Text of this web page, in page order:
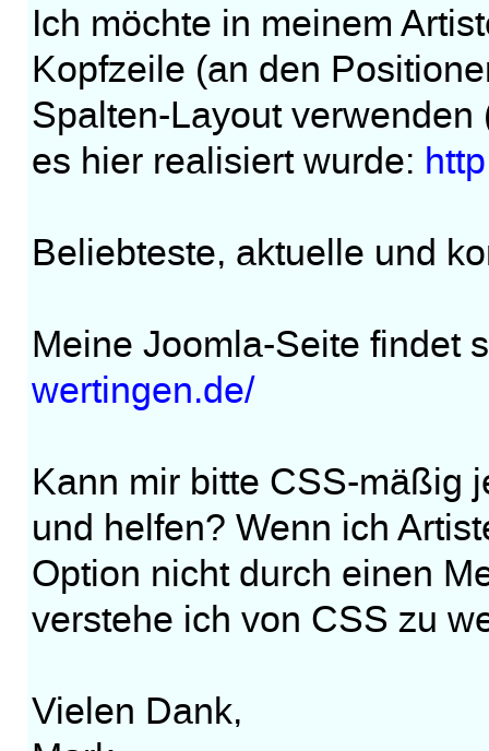
Ich möchte in meinem
Kopfzeile (an den
Spalten-Layout
es hier realisiert wurde:
Beliebteste, aktuelle und
Meine Joomla-Seite findet
wertingen.de/
Kann mir bitte CSS-mäßig
und helfen? Wenn ich
Option nicht durch einen
verstehe ich von CSS zu
Vielen Dank,